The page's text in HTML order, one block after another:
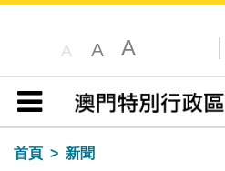
A A A
目錄
首頁
新聞